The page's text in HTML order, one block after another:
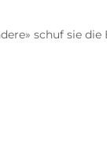
schuf sie